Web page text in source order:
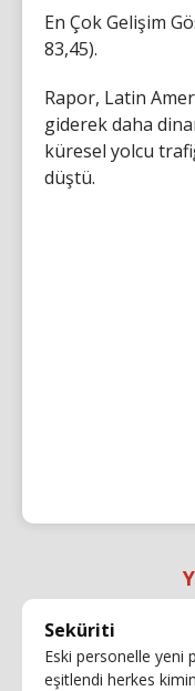
En Çok Gelişim
83,45).
Rapor, Latin
giderek daha
küresel yolcu
düştü.
Seküriti
Eski personelle yeni
eşitlendi herkes